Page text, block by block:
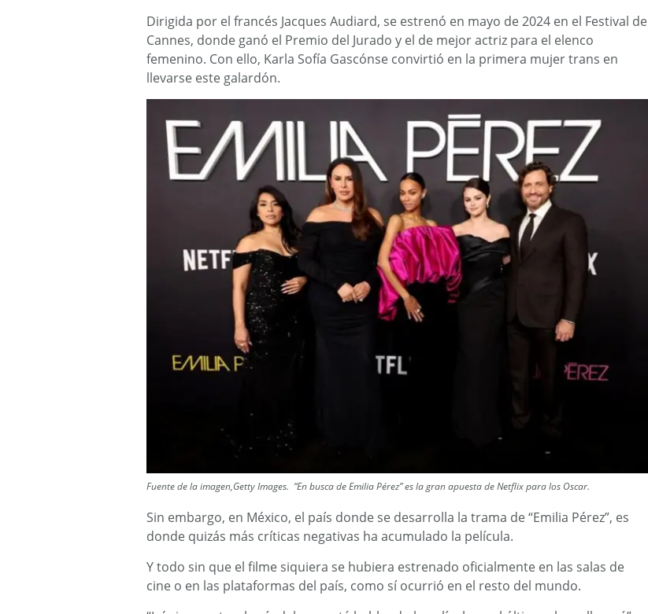
Dirigida por el francés Jacques Audiard, se estrenó en mayo de 2024 en el Festival de
Cannes, donde ganó el Premio del Jurado y el de mejor actriz para el elenco
femenino. Con ello, Karla Sofía Gascónse convirtió en la primera mujer trans en
llevarse este galardón.
Fuente de la imagen,Getty Images. “En busca de Emilia Pérez” es la gran apuesta de Netflix para los Oscar.
Sin embargo, en México, el país donde se desarrolla la trama de “Emilia Pérez”, es
donde quizás más críticas negativas ha acumulado la película.
Y todo sin que el filme siquiera se hubiera estrenado oficialmente en las salas de
cine o en las plataformas del país, como sí ocurrió en el resto del mundo.